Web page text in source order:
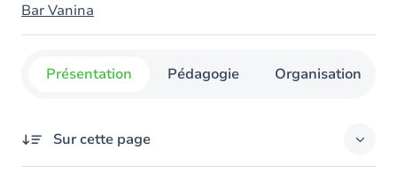
Bar Vanina
Présentation Pédagogie Organisation
Sur cette page